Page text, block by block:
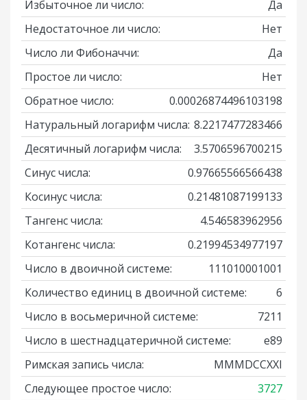
Избыточное ли число:
Да
Недостаточное ли число:
Нет
Число ли Фибоначчи:
Да
Простое ли число:
Нет
Обратное число:
0.00026874496103198
Натуральный логарифм числа: 8.2217477283466
Десятичный логарифм числа:
3.5706596700215
Синус числа:
0.97665566566438
Косинус числа:
0.21481087199133
Тангенс числа:
4.546583962956
Котангенс числа:
0.21994534977197
Число в двоичной системе:
111010001001
Количество единиц в двоичной системе:
6
Число в восьмеричной системе:
7211
Число в шестнадцатеричной системе:
e89
Римская запись числа:
MMMDCCXXI
Следующее простое число:
3727